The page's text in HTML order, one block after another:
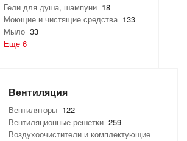
И МАТЕРИАЛЫ
ИНВЕНТАРЬ
Гели для душа, шампуни 18
Моющие и чистящие средства 133
Мыло 33
Еще 6
Вентиляция
Вентиляторы 122
Вентиляционные решетки 259
Воздухоочистители и комплектующие